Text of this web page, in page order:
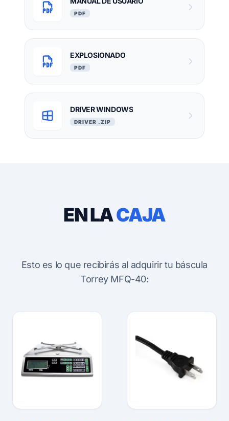
PDF
EXPLOSIONADO
PDF
DRIVER WINDOWS
DRIVER .ZIP
EN LACAJA
Esto es lo que recibirás al adquirir tu báscula
Torrey MFQ-40: